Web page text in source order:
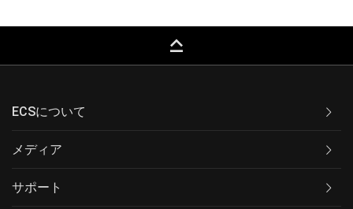
keyboard_capslock
ECSについて
メディア
サポート